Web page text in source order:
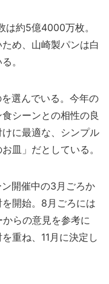
約5億4000万枚。
め、山崎製パンは白
。
選んでいる。今年の
シーンとの相性の良
に最適な、シンプル
皿」だとしている。
開催中の3月ごろか
開始。8月ごろには
らの意見を参考に
重ね、11月に決定し